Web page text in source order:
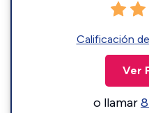
Calificación
Ver
o llamar